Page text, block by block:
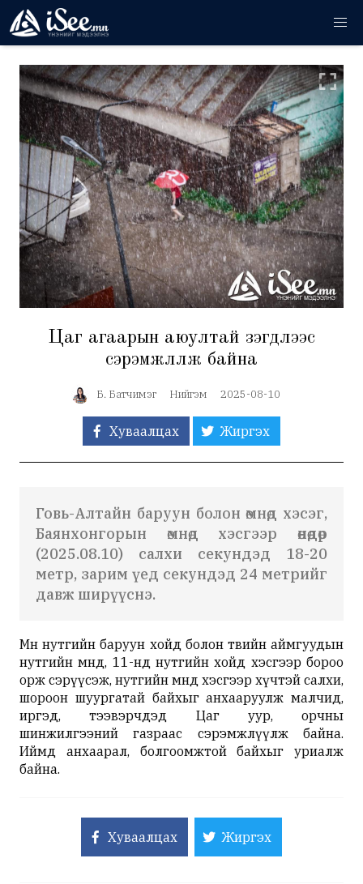
Цаг агаарын аюултай үзэгдлээс
сэрэмжлүүлж байна
Б. Батчимэг Нийгэм 2025-08-10
Хуваалцах Жиргэх
Говь-Алтайн баруун болон өмнөд хэсэг,
Баянхонгорын өмнөд хэсгээр өнөөдөр
(2025.08.10) салхи секундэд 18-20
метр, зарим үед секундэд 24 метрийг
давж ширүүснэ.
Мөн нутгийн баруун хойд болон төвийн аймгуудын
нутгийн өмнөд, 11-нд нутгийн хойд хэсгээр бороо
орж сэрүүсэж, нутгийн өмнөд хэсгээр хүчтэй салхи,
шороон шуургатай байхыг анхааруулж малчид,
иргэд, тээвэрчдэд Цаг уур, орчны
шинжилгээний газраас сэрэмжлүүлж байна.
Иймд анхаарал, болгоомжтой байхыг уриалж
байна.
Хуваалцах Жиргэх